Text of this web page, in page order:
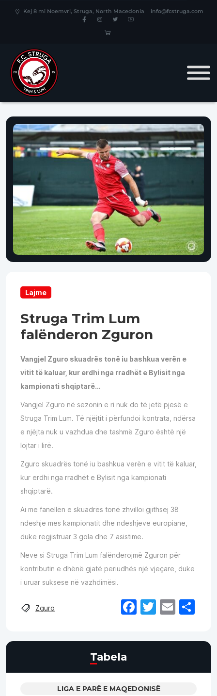
Kej 8 mi Noemvri, Struga, North Macedonia info@fcstruga.com
Lajme
Struga Trim Lum
falënderon Zguron
Vangjel Zguro skuadrës tonë iu bashkua verën e
vitit të kaluar, kur erdhi nga rradhët e Bylisit nga
kampionati shqiptarë…
Vangjel Zguro në sezonin e ri nuk do të jetë pjesë e
Struga Trim Lum. Të njëjtit i përfundoi kontrata, ndërsa
e njëjta nuk u vazhdua dhe tashmë Zguro është një
lojtar i lirë.
Zguro skuadrës tonë iu bashkua verën e vitit të kaluar,
kur erdhi nga rradhët e Bylisit nga kampionati
shqiptarë.
Ai me fanellën e skuadrës tonë zhvilloi gjithsej 38
ndeshje mes kampionatit dhe ndeshjeve europiane,
duke regjistruar 3 gola dhe 7 asistime.
Neve si Struga Trim Lum falënderojmë Zguron për
kontributin e dhënë gjatë periudhës një vjeçare, duke
i uruar suksese në vazhdimësi.
Zguro Facebook
Twitter
Email
Tabela
LIGA E PARË E MAQEDONISË